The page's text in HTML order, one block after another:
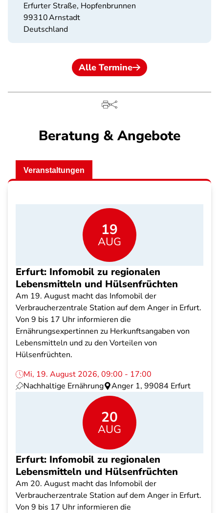
Erfurter Straße, Hopfenbrunnen
99310Arnstadt
Deutschland
Alle Termine
Beratung & Angebote
Veranstaltungen
19
AUG
Erfurt: Infomobil zu regionalen
Lebensmitteln und Hülsenfrüchten
Am 19. August macht das Infomobil der
Verbraucherzentrale Station auf dem Anger in Erfurt.
Von 9 bis 17 Uhr informieren die
Ernährungsexpertinnen zu Herkunftsangaben von
Lebensmitteln und zu den Vorteilen von
Hülsenfrüchten.
Mi, 19. August 2026, 09:00 - 17:00
Nachhaltige Ernährung
Anger 1, 99084 Erfurt
20
AUG
Erfurt: Infomobil zu regionalen
Lebensmitteln und Hülsenfrüchten
Am 20. August macht das Infomobil der
Verbraucherzentrale Station auf dem Anger in Erfurt.
Von 9 bis 17 Uhr informieren die